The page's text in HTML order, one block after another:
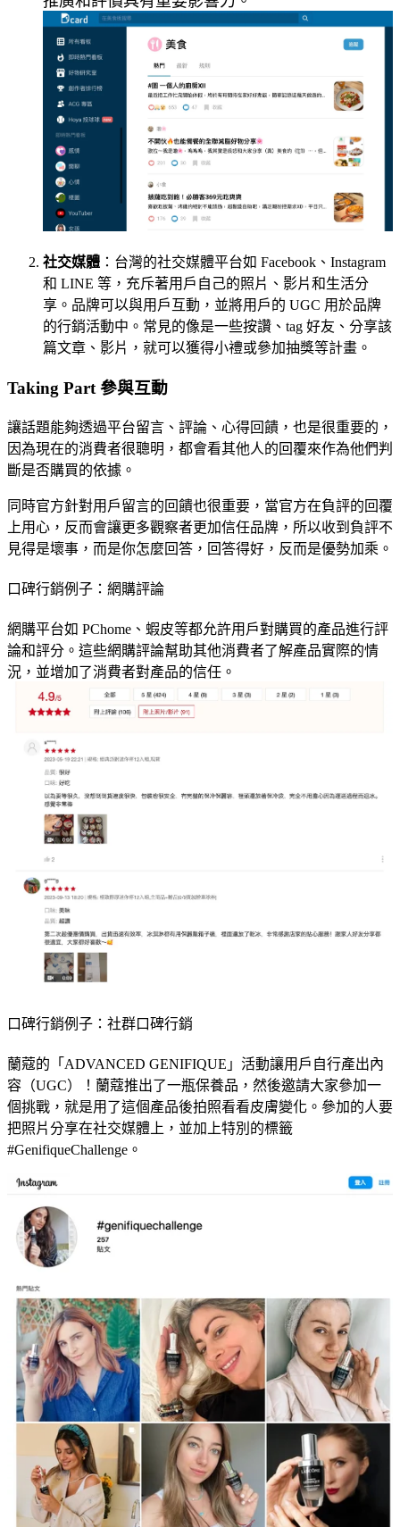
社交媒體 ：台灣的社交媒體平台如 Facebook、Instagram
和 LINE 等，充斥著用戶自己的照片、影片和生活分
享。品牌可以與用戶互動，並將用戶的 UGC 用於品牌
的行銷活動中。常見的像是一些按讚、tag 好友、分享該
篇文章、影片，就可以獲得小禮或參加抽獎等計畫。
Taking Part 參與互動
讓話題能夠透過平台留言、評論、心得回饋，也是很重要的，
因為現在的消費者很聰明，都會看其他人的回覆來作為他們判
斷是否購買的依據。
同時官方針對用戶留言的回饋也很重要，當官方在負評的回覆
上用心，反而會讓更多觀察者更加信任品牌，所以收到負評不
見得是壞事，而是你怎麼回答，回答得好，反而是優勢加乘。
口碑行銷例子： 網購評論
網購平台如 PChome、蝦皮等都允許用戶對購買的產品進行評
論和評分。這些網購評論幫助其他消費者了解產品實際的情
況，並增加了消費者對產品的信任。
口碑行銷例子： 社群口碑行銷
蘭蔻的「ADVANCED GENIFIQUE」活動讓用戶自行產出內
容（UGC）！蘭蔻推出了一瓶保養品，然後邀請大家參加一
個挑戰，就是用了這個產品後拍照看看皮膚變化。參加的人要
把照片分享在社交媒體上，並加上特別的標籤
#GenifiqueChallenge。